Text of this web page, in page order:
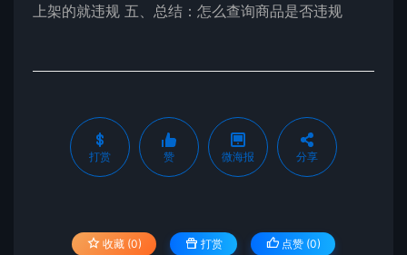
上架的就违规 五、总结：怎么查询商品是否违规
打赏 赞 微海报 分享
收藏 (0) 打赏 点赞 (0)